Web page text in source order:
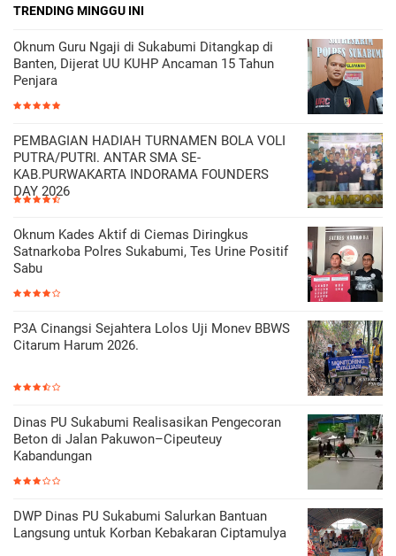
TRENDING MINGGU INI
Oknum Guru Ngaji di Sukabumi Ditangkap di
Banten, Dijerat UU KUHP Ancaman 15 Tahun
Penjara
PEMBAGIAN HADIAH TURNAMEN BOLA VOLI
PUTRA/PUTRI. ANTAR SMA SE-
KAB.PURWAKARTA INDORAMA FOUNDERS
DAY 2026
Oknum Kades Aktif di Ciemas Diringkus
Satnarkoba Polres Sukabumi, Tes Urine Positif
Sabu
P3A Cinangsi Sejahtera Lolos Uji Monev BBWS
Citarum Harum 2026.
Dinas PU Sukabumi Realisasikan Pengecoran
Beton di Jalan Pakuwon–Cipeuteuy
Kabandungan
DWP Dinas PU Sukabumi Salurkan Bantuan
Langsung untuk Korban Kebakaran Ciptamulya